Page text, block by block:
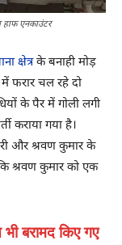
हाफ एनकाउंटर
क्षेत्रके बनाही मोड़
फरार चल रहे दो
के पैर में गोली लगी
कराया गया है।
और श्रवण कुमार के
श्रवण कुमार को एक
बरामद किए गए